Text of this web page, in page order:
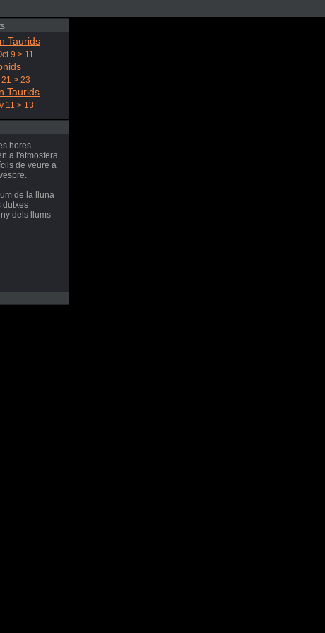
Taurids
9 > 11
21 > 23
Taurids
11 > 13
hores
a l'atmosfera
de veure a
de la lluna
dutxes
dels llums